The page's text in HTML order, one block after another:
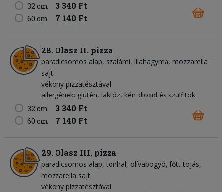
32 cm
3 340 Ft
60 cm 7 140 Ft
28. Olasz II. pizza
paradicsomos alap szalámi lilahagyma mozzarella
sajt
vékony pizzatésztával
allergének: glutén, laktóz, kén-dioxid és szulfitok
32 cm
3 340 Ft
60 cm 7 140 Ft
29. Olasz III. pizza
paradicsomos alap tonhal olívabogyó főtt tojás
mozzarella sajt
vékony pizzatésztával